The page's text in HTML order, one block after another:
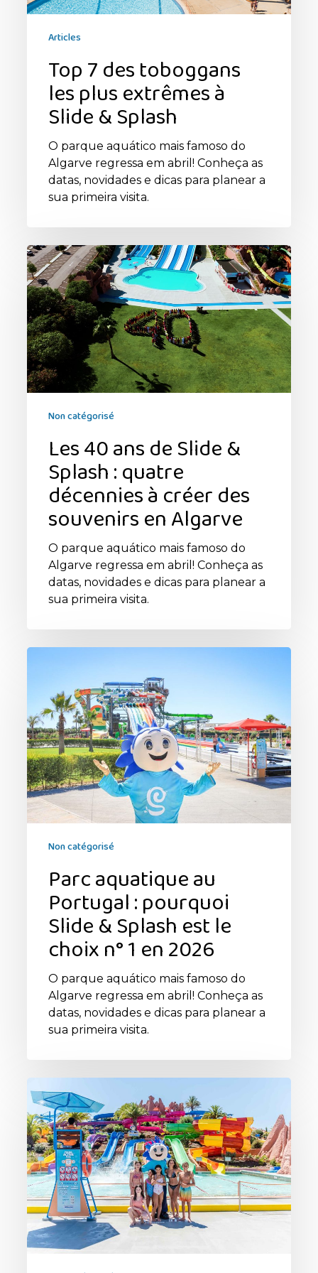
Splash
Articles
Top 7 des toboggans
les plus extrêmes à
Slide & Splash
O parque aquático mais famoso do
Algarve regressa em abril! Conheça as
datas, novidades e dicas para planear a
sua primeira visita.
Les
40
ans
de
Slide
&
Splash
:
quatre
créer
souvenirs
Non catégorisé
Les 40 ans de Slide &
Splash : quatre
décennies à créer des
souvenirs en Algarve
O parque aquático mais famoso do
Algarve regressa em abril! Conheça as
datas, novidades e dicas para planear a
sua primeira visita.
Portugal
:
pourquoi
Slide
&
Splash
est
le
choix
2026
Non catégorisé
Parc aquatique au
Portugal : pourquoi
Slide & Splash est le
choix n° 1 en 2026
O parque aquático mais famoso do
Algarve regressa em abril! Conheça as
datas, novidades e dicas para planear a
sua primeira visita.
scolaires
et
activités
de
groupe
au
Slide
Splash